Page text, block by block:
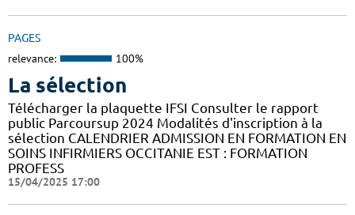
PAGES
relevance: 100%
La sélection
Télécharger la plaquette IFSI Consulter le rapport
public Parcoursup 2024 Modalités d'inscription à la
sélection CALENDRIER ADMISSION EN FORMATION EN
SOINS INFIRMIERS OCCITANIE EST : FORMATION
PROFESS
15/04/2025 17:00